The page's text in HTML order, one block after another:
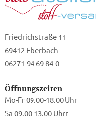
Friedrichstraße 11
69412 Eberbach
06271-94 69 84-0
Öffnungszeiten
Mo-Fr 09.00-18.00 Uhr
Sa 09.00-13.00 Uhrr